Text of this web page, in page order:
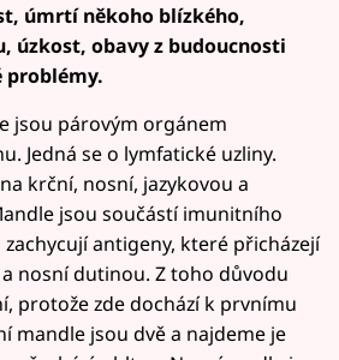
úmrtí někoho blízkého,
úzkost, obavy z budoucnosti
problémy.
jsou párovým orgánem
Jedná se o lymfatické uzliny.
krční, nosní, jazykovou a
jsou součástí imunitního
antigeny, které přicházejí
a nosní dutinou. Z toho důvodu
protože zde dochází k prvnímu
mandle jsou dvě a najdeme je